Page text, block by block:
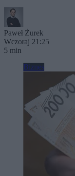
Paweł Żurek
Wczoraj 21:25
5 min
Biznes